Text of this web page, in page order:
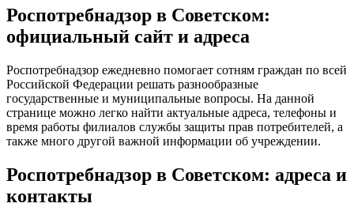
Роспотребнадзор в Советском:
официальный сайт и адреса
Роспотребнадзор ежедневно помогает сотням граждан по всей
Российской Федерации решать разнообразные
государственные и муниципальные вопросы. На данной
странице можно легко найти актуальные адреса, телефоны и
время работы филиалов службы защиты прав потребителей, а
также много другой важной информации об учреждении.
Роспотребнадзор в Советском: адреса и
контакты